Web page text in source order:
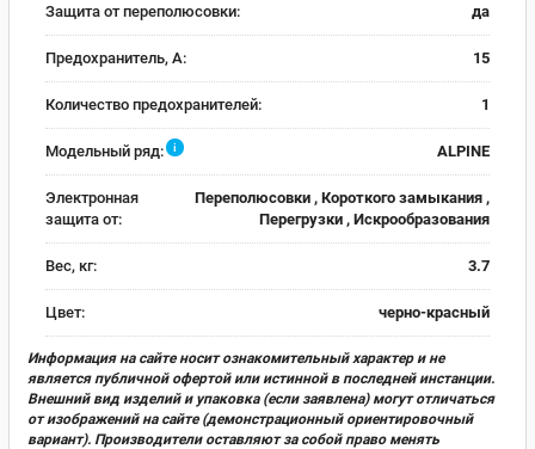
Защита от переполюсовки: да
Предохранитель, А: 15
Количество предохранителей: 1
Модельный ряд: i ALPINE
Электронная
защита от:
Переполюсовки , Короткого замыкания ,
Перегрузки , Искрообразования
Вес, кг: 3.7
Цвет: черно-красный
Информация на сайте носит ознакомительный характер и не
является публичной офертой или истинной в последней инстанции.
Внешний вид изделий и упаковка (если заявлена) могут отличаться
от изображений на сайте (демонстрационный ориентировочный
вариант). Производители оставляют за собой право менять